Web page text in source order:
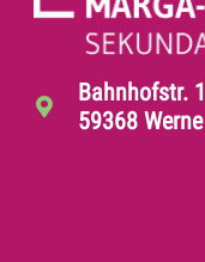
Bahnhofstr. 1
59368 Werne